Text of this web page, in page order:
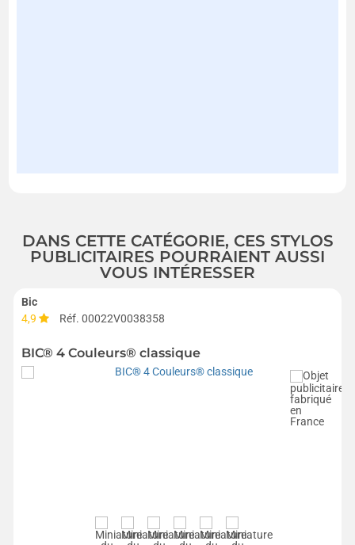
DANS CETTE CATÉGORIE, CES STYLOS
PUBLICITAIRES POURRAIENT AUSSI
VOUS INTÉRESSER
Bic
4,9
Réf. 00022V0038358
BIC® 4 Couleurs® classique